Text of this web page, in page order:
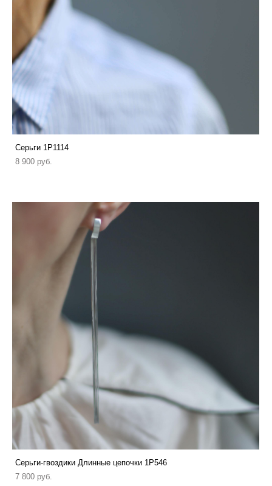
Серьги 1P1114
8 900 pуб.
Серьги-гвоздики Длинные цепочки 1P546
7 800 pуб.